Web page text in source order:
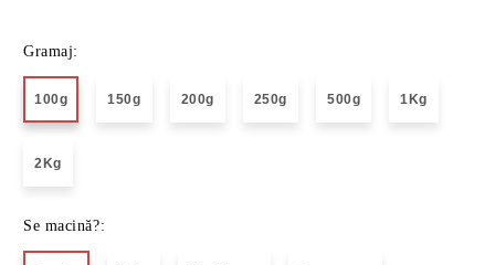
Gramaj:
100g 150g 200g 250g 500g 1Kg
2Kg
Se macină?: